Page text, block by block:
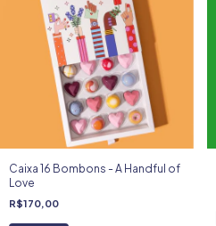
Caixa 16 Bombons - A Handful of
Love
R$170,00